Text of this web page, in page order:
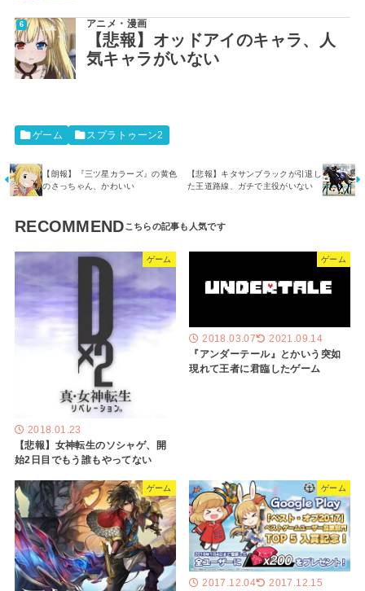
アニメ・漫画
【悲報】オッドアイのキャラ、人
気キャラがいない
ゲーム スプラトゥーン2
【朗報】『三ツ星カラーズ』の黄色
のさっちゃん、かわいい
【悲報】キタサンブラックが引退し
た王道路線、ガチで主役がいない
RECOMMEND
ゲーム
2018.01.23
【悲報】女神転生のソシャゲ、開
始2日目でもう誰もやってない
ゲーム
2018.03.07 2021.09.14
『アンダーテール』とかいう突如
現れて王者に君臨したゲーム
ゲーム ゲーム
2017.12.04 2017.12.15